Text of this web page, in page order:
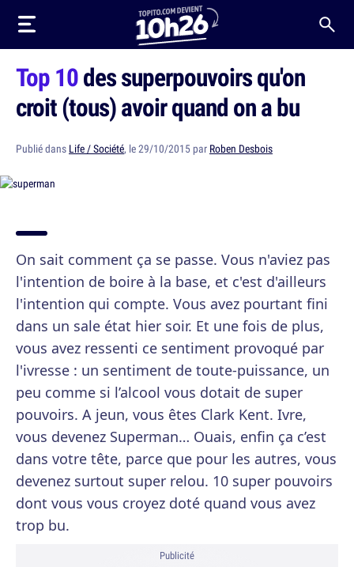
Top 10des superpouvoirs qu'on
croit (tous) avoir quand on a bu
Publié dans Life / Société, le 29/10/2015 par Roben Desbois
On sait comment ça se passe. Vous n'aviez pas
l'intention de boire à la base, et c'est d'ailleurs
l'intention qui compte. Vous avez pourtant fini
dans un sale état hier soir. Et une fois de plus,
vous avez ressenti ce sentiment provoqué par
l'ivresse : un sentiment de toute-puissance, un
peu comme si l’alcool vous dotait de super
pouvoirs. A jeun, vous êtes Clark Kent. Ivre,
vous devenez Superman… Ouais, enfin ça c’est
dans votre tête, parce que pour les autres, vous
devenez surtout super relou. 10 super pouvoirs
dont vous vous croyez doté quand vous avez
trop bu.
Publicité